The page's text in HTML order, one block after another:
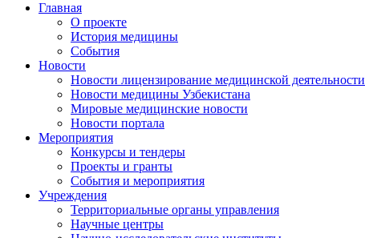
Главная
О проекте
История медицины
События
Новости
Новости лицензирование медицинской деятельности
Новости медицины Узбекистана
Мировые медицинские новости
Новости портала
Мероприятия
Конкурсы и тендеры
Проекты и гранты
События и мероприятия
Учреждения
Территориальные органы управления
Научные центры